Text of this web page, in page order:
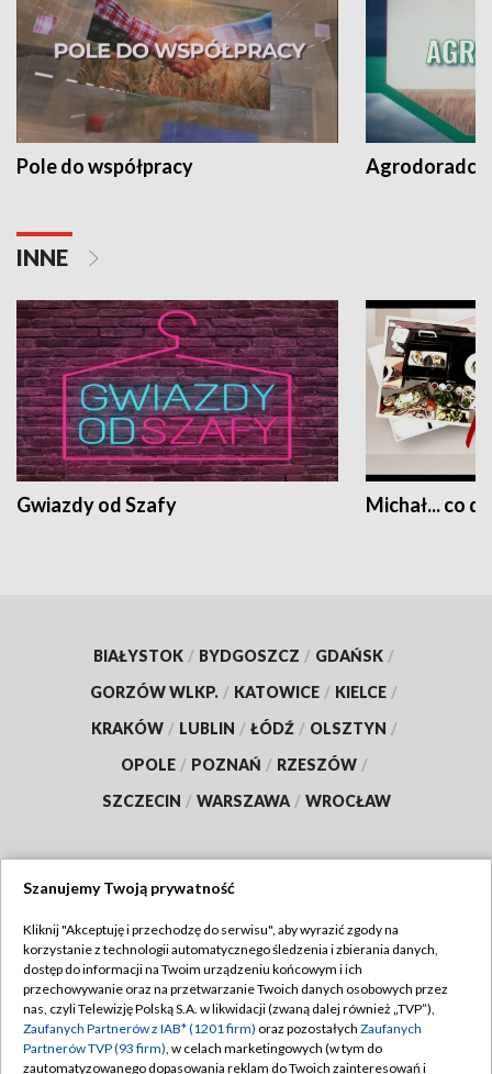
Pole do współpracy Agrodoradcy
INNE
Gwiazdy od Szafy Michał... co
BIAŁYSTOK / BYDGOSZCZ / GDAŃSK /
GORZÓW WLKP. / KATOWICE / KIELCE /
KRAKÓW / LUBLIN / ŁÓDŹ / OLSZTYN /
OPOLE / POZNAŃ / RZESZÓW /
SZCZECIN / WARSZAWA / WROCŁAW
TVP
Abonament TVP
Emisja w TVP
Centrum informacji TVP
Regulamin TVP
Polityka prywatności
Moje zgody
Szanujemy Twoją prywatność
Kliknij "Akceptuję i przechodzę do serwisu", aby wyrazić zgody na
korzystanie z technologii automatycznego śledzenia i zbierania danych,
dostęp do informacji na Twoim urządzeniu końcowym i ich
przechowywanie oraz na przetwarzanie Twoich danych osobowych przez
nas, czyli Telewizję Polską S.A. w likwidacji (zwaną dalej również „TVP”),
Zaufanych Partnerów z IAB* (1201 firm) oraz pozostałych Zaufanych
Partnerów TVP (93 firm), w celach marketingowych (w tym do
zautomatyzowanego dopasowania reklam do Twoich zainteresowań i